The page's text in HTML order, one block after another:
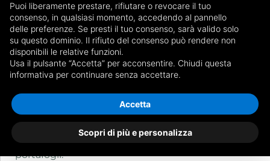
Puoi liberamente prestare, rifiutare o revocare il tuo
consenso, in qualsiasi momento, accedendo al pannello
delle preferenze. Se presti il tuo consenso, sarà valido solo
su questo dominio. Il rifiuto del consenso può rendere non
disponibili le relative funzioni.
Usa il pulsante “Accetta” per acconsentire. Chiudi questa
informativa per continuare senza accettare.
Scopri di più e personalizza
Accetta
Sul mercato esistonoculle per neonatiper ogni
gusto ed esigenza. Se stai cercando una
guidaper orientarti nella vasta scelta, ecco una
raccolta di prezzi di culle e lettini per tutti i
portafogli.